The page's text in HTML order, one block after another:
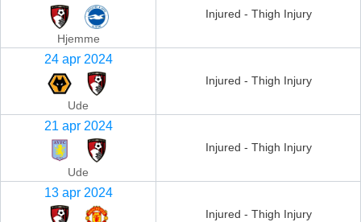
Hjemme
Injured - Thigh Injury
24 apr 2024
Ude
Injured - Thigh Injury
21 apr 2024
Ude
Injured - Thigh Injury
13 apr 2024
Injured - Thigh Injury